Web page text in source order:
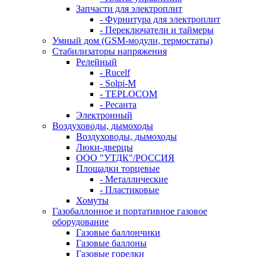
Запчасти для электроплит
- Фурнитура для электроплит
- Переключатели и таймеры
Умный дом (GSM-модули, термостаты)
Cтабилизаторы напряжения
Релейный
- Rucelf
- Solpi-M
- TEPLOCOM
- Ресанта
Электронный
Воздуховоды, дымоходы
Воздуховоды, дымоходы
Люки-дверцы
ООО "УТДК"/РОССИЯ
Площадки торцевые
- Металлические
- Пластиковые
Хомуты
Газобаллонное и портативное газовое
оборудование
Газовые баллончики
Газовые баллоны
Газовые горелки